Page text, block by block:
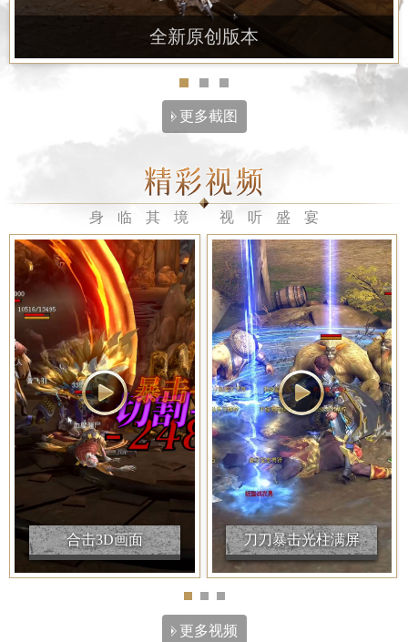
全新原创版本
更多截图
身临其境 视听盛宴
合击3D画面 刀刀暴击光柱满屏
更多视频